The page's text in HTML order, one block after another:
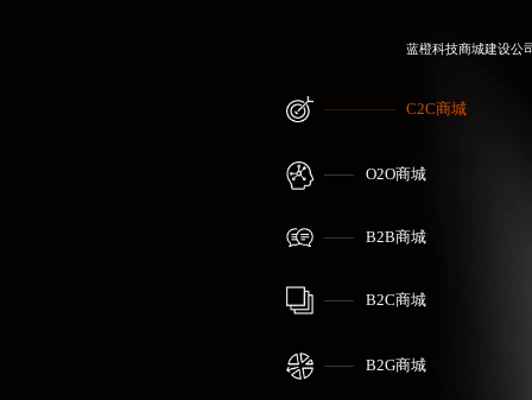
蓝橙科技商城建设公
C2C商城
O2O商城
B2B商城
B2C商城
B2G商城